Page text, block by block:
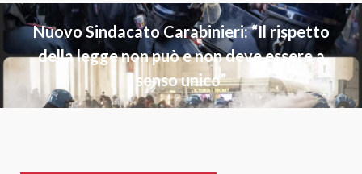
Nuovo Sindacato Carabinieri: “Il rispetto
della legge non può e non deve essere a
senso unico”